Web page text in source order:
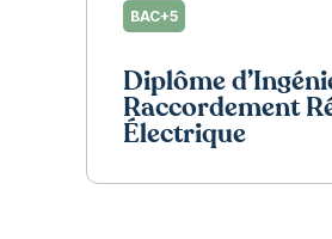
BAC+5
Diplôme
Raccordement
Électrique